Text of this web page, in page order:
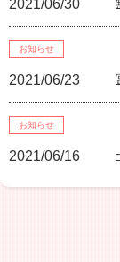
2021/06/30
お知らせ
2021/06/23
お知らせ
2021/06/16